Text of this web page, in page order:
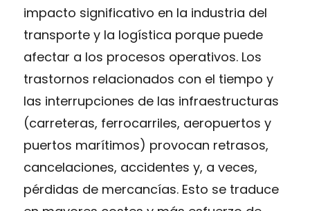
impacto significativo en la industria del
transporte y la logística porque puede
afectar a los procesos operativos. Los
trastornos relacionados con el tiempo y
las interrupciones de las infraestructuras
(carreteras, ferrocarriles, aeropuertos y
puertos marítimos) provocan retrasos,
cancelaciones, accidentes y, a veces,
pérdidas de mercancías. Esto se traduce